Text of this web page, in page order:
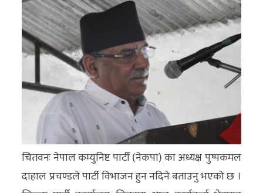
अन्तरर्वार्ता
विचार/
खेलकुद
रोचक
अन्य
क्लिक
चितवनः नेपाल कम्युनिष्ट पार्टी (नेकपा) का अध्यक्ष पुष्पकमल
दाहाल प्रचण्डले पार्टी विभाजन हुन नदिने बताउनु भएको छ ।